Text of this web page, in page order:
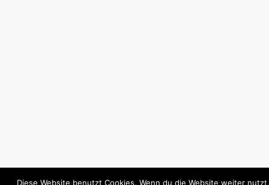
Diese Website benutzt Cookies. Wenn du die Website weiter nutzt,